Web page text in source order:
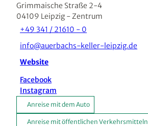
Grimmaische Straße 2-4
04109 Leipzig - Zentrum
+49 341 / 21610 - 0
info@auerbachs-keller-leipzig.de
Website
Facebook
Instagram
Anreise mit dem Auto
Anreise mit öffentlichen Verkehrsmitteln